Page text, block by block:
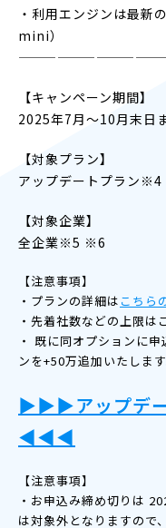
・利用エンジンは最新
mini）
【キャンペーン期間】
2025年7月～10月末日
【対象プラン】
アップデートプラン※4
【対象企業】
全企業※5 ※6
【注意事項】
・プランの詳細は こちら
・先着社数などの上限は
・ 既に同オプションに
ンを+50万追加いたしま
▶︎▶︎▶︎アップデ
◀︎◀︎◀︎
【注意事項】
・お申込み締め切りは
は対象外となりますので